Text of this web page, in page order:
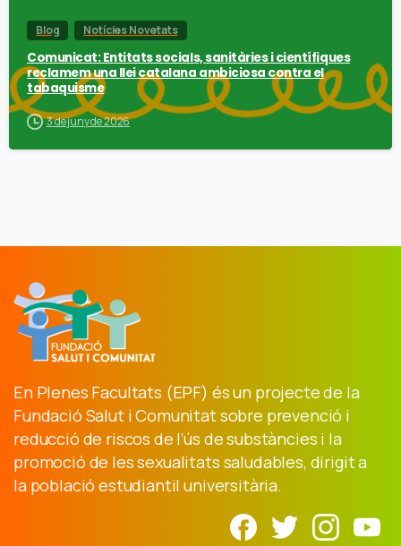
Blog Notícies Novetats
Comunicat: Entitats socials, sanitàries i científiques
reclamem una llei catalana ambiciosa contra el
tabaquisme
3 de juny de 2026
En Plenes Facultats (EPF) és un projecte de la
Fundació Salut i Comunitat sobre prevenció i
reducció de riscos de l’ús de substàncies i la
promoció de les sexualitats saludables, dirigit a
la població estudiantil universitària.